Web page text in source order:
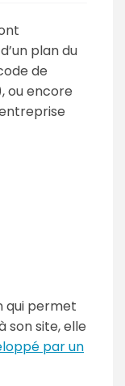
plan du
de
ou encore
qui permet
son site, elle
par un